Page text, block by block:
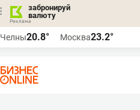
забронируй
валюту
Челны20.8° Москва23.2°